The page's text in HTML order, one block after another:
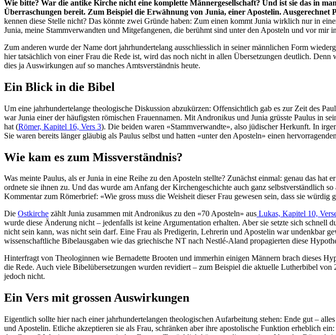
Wie bitte? War die antike Kirche nicht eine komplette Männergesellschaft? Und ist sie das in
Überraschungen bereit. Zum Beispiel die Erwähnung von Junia, einer Apostelin.
kennen diese Stelle nicht? Das könnte zwei Gründe haben: Zum einen kommt Junia wirklich nur in
Junia, meine Stammverwandten und Mitgefangenen, die berühmt sind unter den Aposteln und vor mir
Zum anderen wurde der Name dort jahrhundertelang ausschliesslich in seiner männlichen Form
hier tatsächlich von einer Frau die Rede ist, wird das noch nicht in allen Übersetzungen deutlich.
dies ja Auswirkungen auf so manches Amtsverständnis heute.
Ein Blick in die Bibel
Um eine jahrhundertelange theologische Diskussion abzukürzen: Offensichtlich gab es zur Zeit des
war Junia einer der häufigsten römischen Frauennamen. Mit Andronikus und Junia grüsste Paulus in
hat (Römer, Kapitel 16, Vers 3). Die beiden waren «Stammverwandte», also jüdischer Herkunft. In
Sie waren bereits länger gläubig als Paulus selbst und hatten «unter den Aposteln» einen
Wie kam es zum Missverständnis?
Was meinte Paulus, als er Junia in eine Reihe zu den Aposteln stellte? Zunächst einmal: genau das
ordnete sie ihnen zu. Und das wurde am Anfang der Kirchengeschichte auch ganz selbstverständlich
Kommentar zum Römerbrief: «Wie gross muss die Weisheit dieser Frau gewesen sein, dass sie würdig
Die Ostkirche zählt Junia zusammen mit Andronikus zu den «70 Aposteln» aus Lukas, Kapitel 10,
wurde diese Änderung nicht – jedenfalls ist keine Argumentation erhalten. Aber sie setzte sich
nicht sein kann, was nicht sein darf. Eine Frau als Predigerin, Lehrerin und Apostelin war undenkbar
wissenschaftliche Bibelausgaben wie das griechische NT nach Nestlé-Aland propagierten diese
Hinterfragt von Theologinnen wie Bernadette Brooten und immerhin einigen Männern brach dieses
die Rede. Auch viele Bibelübersetzungen wurden revidiert – zum Beispiel die aktuelle Lutherbibel
jedoch nicht.
Ein Vers mit grossen Auswirkungen
Eigentlich sollte hier nach einer jahrhundertelangen theologischen Aufarbeitung stehen: Ende gut –
und Apostelin. Etliche akzeptieren sie als Frau, schränken aber ihre apostolische Funktion erheblich